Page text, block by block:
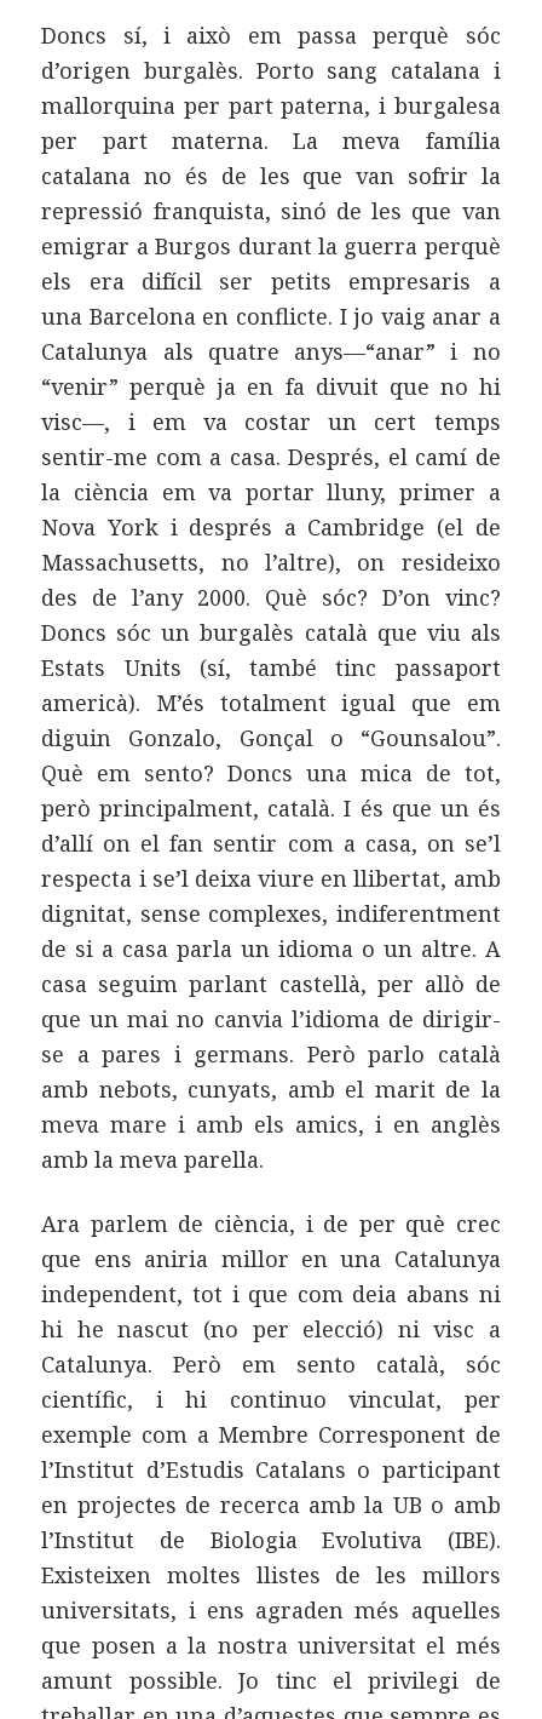
Doncs sí, i això em passa perquè sóc
d’origen burgalès. Porto sang catalana i
mallorquina per part paterna, i burgalesa
per part materna. La meva família
catalana no és de les que van sofrir la
repressió franquista, sinó de les que van
emigrar a Burgos durant la guerra perquè
els era difícil ser petits empresaris a
una Barcelona en conflicte. I jo vaig anar a
Catalunya als quatre anys—“anar” i no
“venir” perquè ja en fa divuit que no hi
visc—, i em va costar un cert temps
sentir-me com a casa. Després, el camí de
la ciència em va portar lluny, primer a
Nova York i després a Cambridge (el de
Massachusetts, no l’altre), on resideixo
des de l’any 2000. Què sóc? D’on vinc?
Doncs sóc un burgalès català que viu als
Estats Units (sí, també tinc passaport
americà). M’és totalment igual que em
diguin Gonzalo, Gonçal o “Gounsalou”.
Què em sento? Doncs una mica de tot,
però principalment, català. I és que un és
d’allí on el fan sentir com a casa, on se’l
respecta i se’l deixa viure en llibertat, amb
dignitat, sense complexes, indiferentment
de si a casa parla un idioma o un altre. A
casa seguim parlant castellà, per allò de
que un mai no canvia l’idioma de dirigir-
se a pares i germans. Però parlo català
amb nebots, cunyats, amb el marit de la
meva mare i amb els amics, i en anglès
amb la meva parella.
Ara parlem de ciència, i de per què crec
que ens aniria millor en una Catalunya
independent, tot i que com deia abans ni
hi he nascut (no per elecció) ni visc a
Catalunya. Però em sento català, sóc
científic, i hi continuo vinculat, per
exemple com a Membre Corresponent de
l’Institut d’Estudis Catalans o participant
en projectes de recerca amb la UB o amb
l’Institut de Biologia Evolutiva (IBE).
Existeixen moltes llistes de les millors
universitats, i ens agraden més aquelles
que posen a la nostra universitat el més
amunt possible. Jo tinc el privilegi de